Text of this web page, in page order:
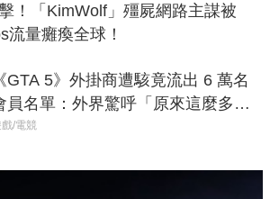
！「KimWolf」殭屍網路主謀被
量癱瘓全球！
《GTA 5》外掛商遭駭竟流出 6 萬名
員名單：外界驚呼「原來這麼多人
開掛！」
/電競